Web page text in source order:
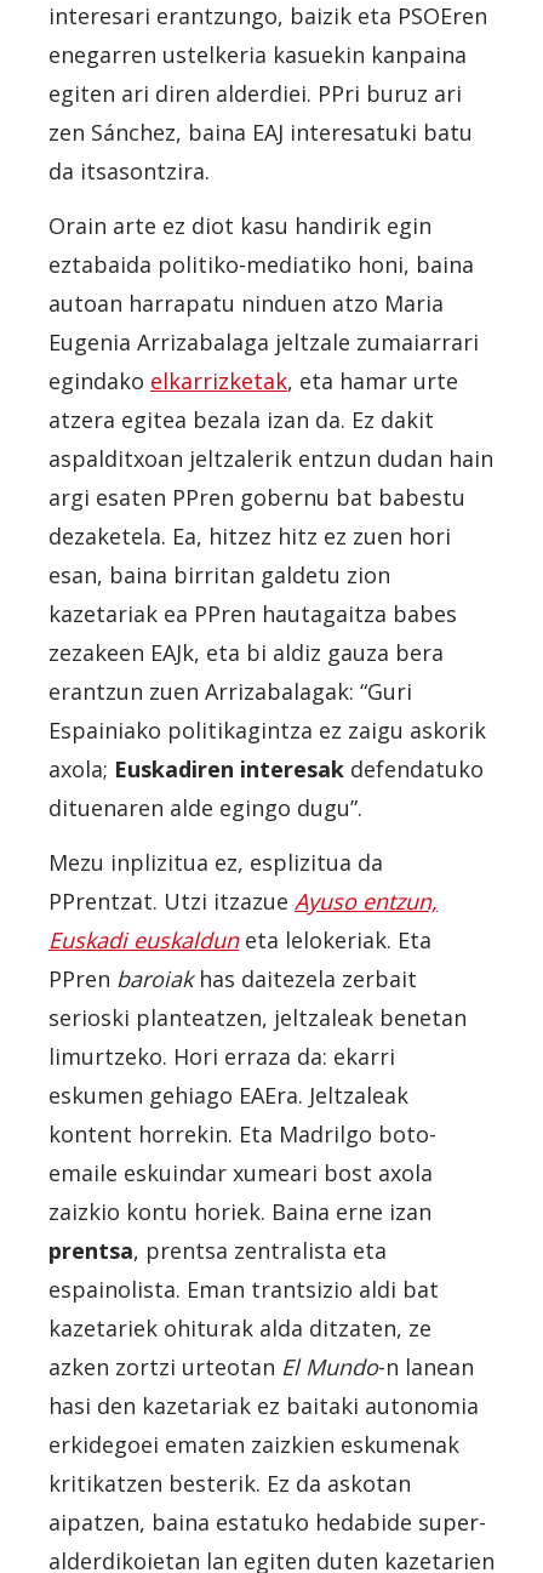
interesari erantzungo, baizik eta PSOEren
enegarren ustelkeria kasuekin kanpaina
egiten ari diren alderdiei. PPri buruz ari
zen Sánchez, baina EAJ interesatuki batu
da itsasontzira.
Orain arte ez diot kasu handirik egin
eztabaida politiko-mediatiko honi, baina
autoan harrapatu ninduen atzo Maria
Eugenia Arrizabalaga jeltzale zumaiarrari
egindako elkarrizketak, eta hamar urte
atzera egitea bezala izan da. Ez dakit
aspalditxoan jeltzalerik entzun dudan hain
argi esaten PPren gobernu bat babestu
dezaketela. Ea, hitzez hitz ez zuen hori
esan, baina birritan galdetu zion
kazetariak ea PPren hautagaitza babes
zezakeen EAJk, eta bi aldiz gauza bera
erantzun zuen Arrizabalagak: “Guri
Espainiako politikagintza ez zaigu askorik
axola; Euskadiren interesak defendatuko
dituenaren alde egingo dugu”.
Mezu inplizitua ez, esplizitua da
PPrentzat. Utzi itzazue Ayuso entzun,
Euskadi euskalduneta lelokeriak. Eta
PPren baroiak has daitezela zerbait
serioski planteatzen, jeltzaleak benetan
limurtzeko. Hori erraza da: ekarri
eskumen gehiago EAEra. Jeltzaleak
kontent horrekin. Eta Madrilgo boto-
emaile eskuindar xumeari bost axola
zaizkio kontu horiek. Baina erne izan
prentsa, prentsa zentralista eta
espainolista. Eman trantsizio aldi bat
kazetariek ohiturak alda ditzaten, ze
azken zortzi urteotan El Mundo-n lanean
hasi den kazetariak ez baitaki autonomia
erkidegoei ematen zaizkien eskumenak
kritikatzen besterik. Ez da askotan
aipatzen, baina estatuko hedabide super-
alderdikoietan lan egiten duten kazetarien